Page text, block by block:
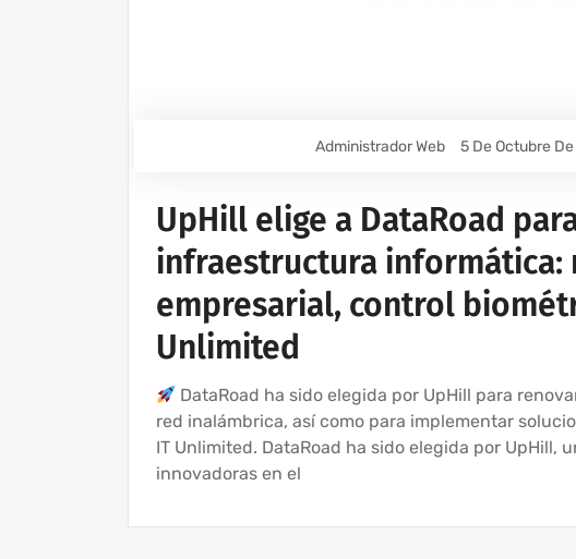
Administrador Web 5 De Octubre De
UpHill elige a DataRoad
infraestructura informática:
empresarial, control
Unlimited
DataRoad ha sido elegida por UpHill para
red inalámbrica, así como para implementar
IT Unlimited. DataRoad ha sido elegida por UpHill,
innovadoras en el